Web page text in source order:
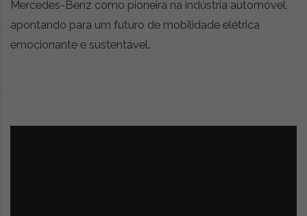
Mercedes-Benz como pioneira na indústria automóvel,
apontando para um futuro de mobilidade elétrica
emocionante e sustentável.